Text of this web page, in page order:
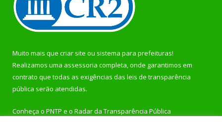
Muito mais que criar site ou sistema para prefeituras!
Realizamos uma assessoria completa, onde garantimos em
contrato que todas as exigências das leis de transparência
pública serão atendidas.
Conheça o PNTP e o Radar da Transparência Pública